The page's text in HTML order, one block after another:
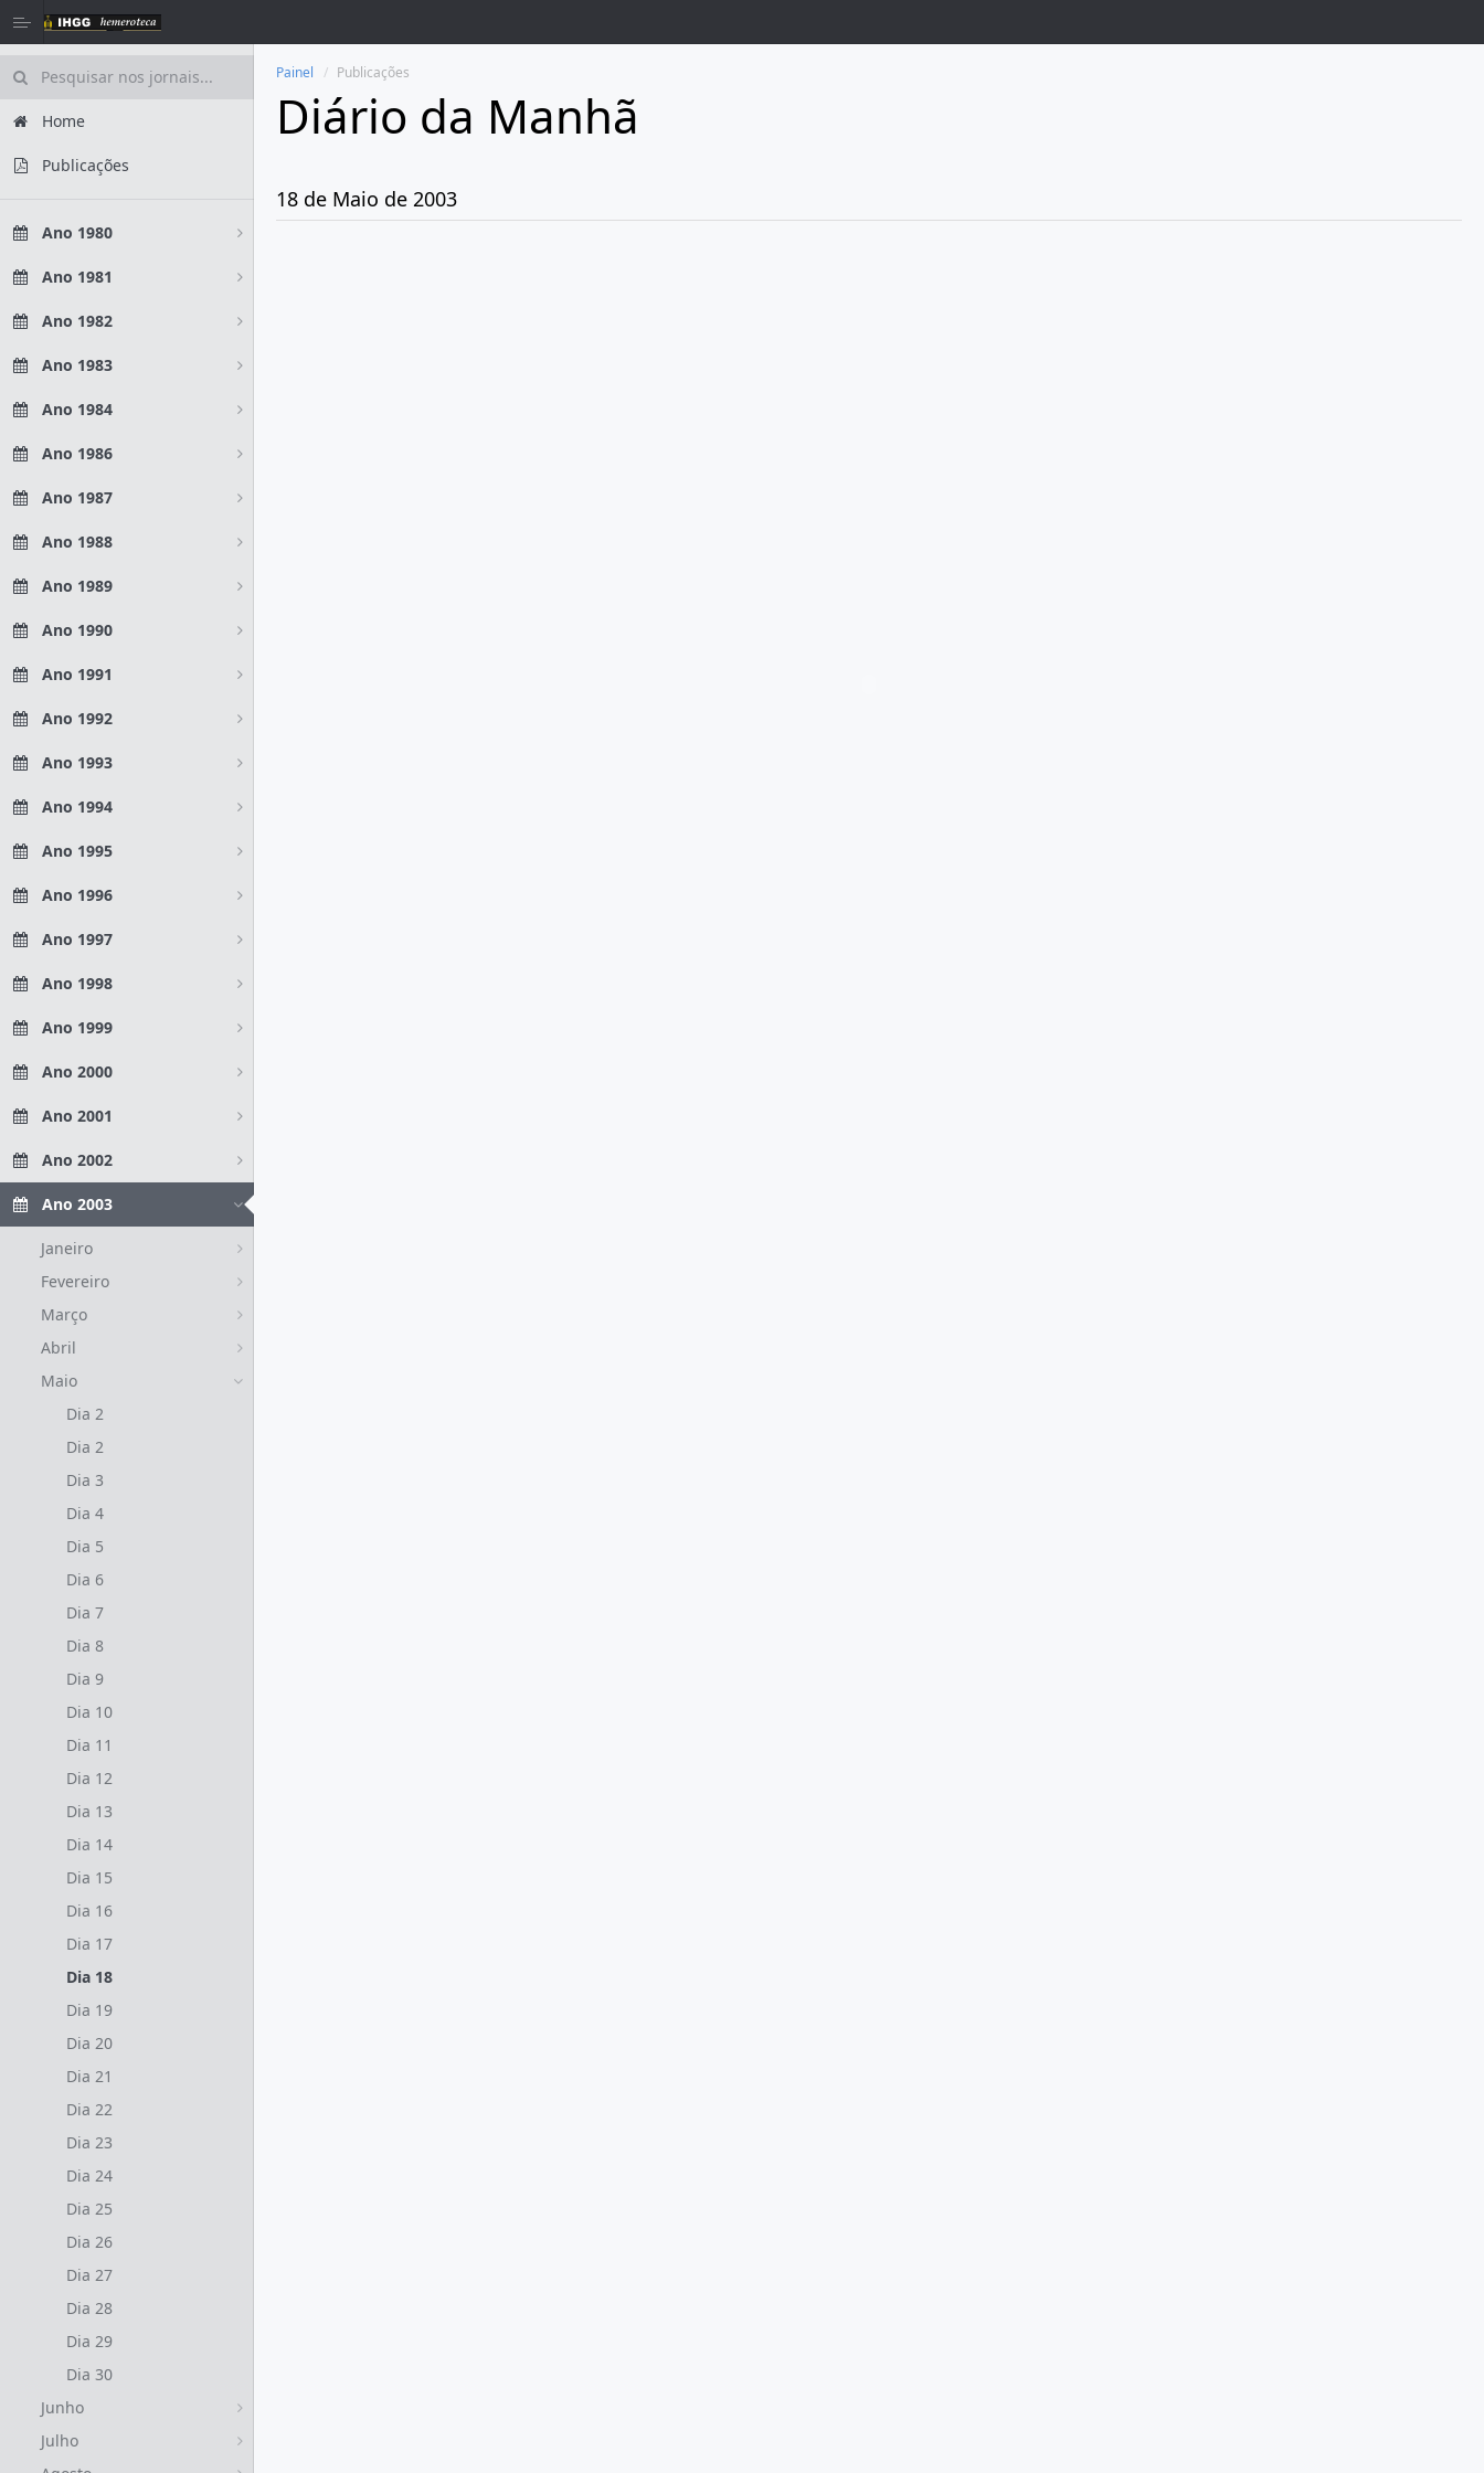
Home
Publicações
Ano 1980
Ano 1981
Ano 1982
Ano 1983
Ano 1984
Ano 1986
Ano 1987
Ano 1988
Ano 1989
Ano 1990
Ano 1991
Ano 1992
Ano 1993
Ano 1994
Ano 1995
Ano 1996
Ano 1997
Ano 1998
Ano 1999
Ano 2000
Ano 2001
Ano 2002
Ano 2003
Janeiro
Fevereiro
Março
Abril
Maio
Dia 2
Dia 2
Dia 3
Dia 4
Dia 5
Dia 6
Dia 7
Dia 8
Dia 9
Dia 10
Dia 11
Dia 12
Dia 13
Dia 14
Dia 15
Dia 16
Dia 17
Dia 18
Dia 19
Dia 20
Dia 21
Dia 22
Dia 23
Dia 24
Dia 25
Dia 26
Dia 27
Dia 28
Dia 29
Dia 30
Junho
Julho
Painel Publicações
Diário da Manhã
18 de Maio de 2003